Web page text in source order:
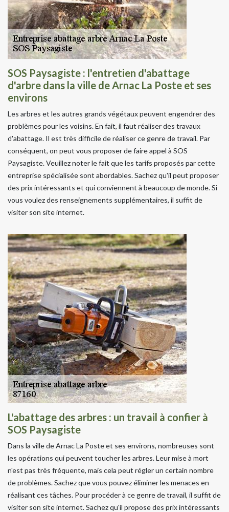
SOS Paysagiste : l'entretien d'abattage
d'arbre dans la ville de Arnac La Poste et ses
environs
Les arbres et les autres grands végétaux peuvent engendrer des
problèmes pour les voisins. En fait, il faut réaliser des travaux
d'abattage. Il est très difficile de réaliser ce genre de travail. Par
conséquent, on peut vous proposer de faire appel à SOS
Paysagiste. Veuillez noter le fait que les tarifs proposés par cette
entreprise spécialisée sont abordables. Sachez qu'il peut proposer
des prix intéressants et qui conviennent à beaucoup de monde. Si
vous voulez des renseignements supplémentaires, il suffit de
visiter son site internet.
L'abattage des arbres : un travail à confier à
SOS Paysagiste
Dans la ville de Arnac La Poste et ses environs, nombreuses sont
les opérations qui peuvent toucher les arbres. Leur mise à mort
n'est pas très fréquente, mais cela peut régler un certain nombre
de problèmes. Sachez que vous pouvez éliminer les menaces en
réalisant ces tâches. Pour procéder à ce genre de travail, il suffit de
visiter son site internet. Sachez qu'il propose des prix intéressants